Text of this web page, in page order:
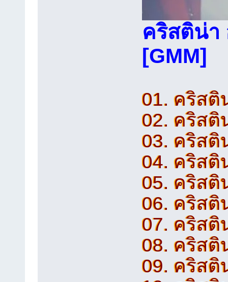
คริสติน่า
[GMM]
01. คริสติ
02. คริสติ
03. คริสติ
04. คริสติ
05. คริสติ
06. คริสติ
07. คริสติ
08. คริสติ
09. คริสติ